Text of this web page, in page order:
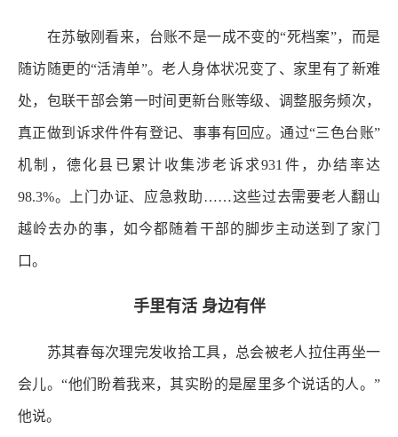
在苏敏刚看来，台账不是一成不变的“死档案”，而是
随访随更的“活清单”。老人身体状况变了、家里有了新难
处，包联干部会第一时间更新台账等级、调整服务频次，
真正做到诉求件件有登记、事事有回应。通过“三色台账”
机制，德化县已累计收集涉老诉求931件，办结率达
98.3%。上门办证、应急救助……这些过去需要老人翻山
越岭去办的事，如今都随着干部的脚步主动送到了家门
口。
手里有活 身边有伴
苏其春每次理完发收拾工具，总会被老人拉住再坐一
会儿。“他们盼着我来，其实盼的是屋里多个说话的人。”
他说。